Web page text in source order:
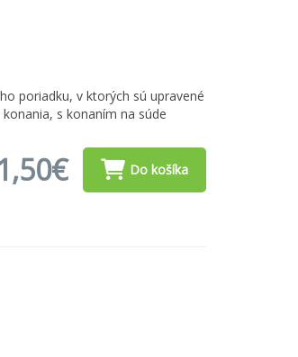
poriadku, v ktorých sú upravené
s konaním na súde
Do košíka